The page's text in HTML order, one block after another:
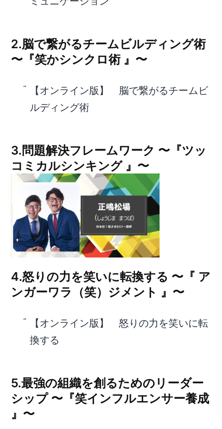
2.脳で繋がるチームビルディング術
〜『笑かシンクロ術 』〜
【オンライン版】 脳で繋がるチームビ
ルディング術
3.問題解決フレームワーク 〜『ツッ
コミカルシンキング 』〜
4.怒りの力を笑いに転換する 〜『 ア
ンガーワラ（笑）ジメント 』〜
【オンライン版】 怒りの力を笑いに転
換する
5.最強の組織を創るためのリーダー
シップ 〜『笑インフルエンサー養成
』〜